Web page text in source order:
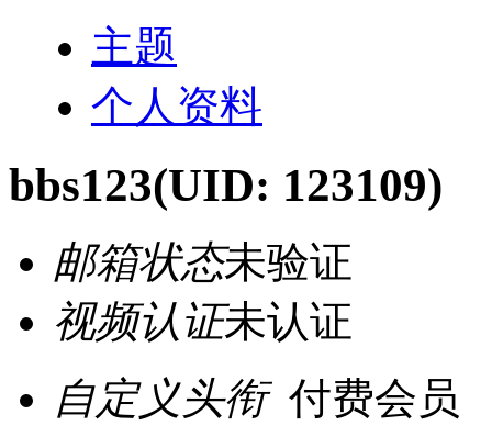
主题
个人资料
bbs123(UID: 123109)
邮箱状态未验证
视频认证未认证
自定义头衔 付费会员